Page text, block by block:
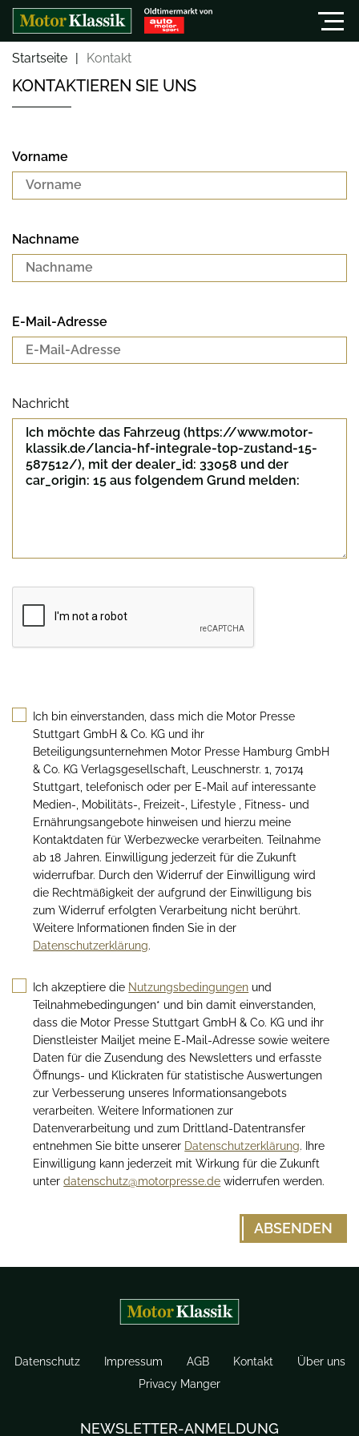
Startseite Kontakt
KONTAKTIEREN SIE UNS
Vorname
Nachname
E-Mail-Adresse
Nachricht
Ich bin einverstanden, dass mich die Motor Presse
Stuttgart GmbH & Co. KG und ihr
Beteiligungsunternehmen Motor Presse Hamburg GmbH
& Co. KG Verlagsgesellschaft, Leuschnerstr. 1, 70174
Stuttgart, telefonisch oder per E-Mail auf interessante
Medien-, Mobilitäts-, Freizeit-, Lifestyle , Fitness- und
Ernährungsangebote hinweisen und hierzu meine
Kontaktdaten für Werbezwecke verarbeiten. Teilnahme
ab 18 Jahren. Einwilligung jederzeit für die Zukunft
widerrufbar. Durch den Widerruf der Einwilligung wird
die Rechtmäßigkeit der aufgrund der Einwilligung bis
zum Widerruf erfolgten Verarbeitung nicht berührt.
Weitere Informationen finden Sie in der
Datenschutzerklärung.
Ich akzeptiere die Nutzungsbedingungen und
Teilnahmebedingungen* und bin damit einverstanden,
dass die Motor Presse Stuttgart GmbH & Co. KG und ihr
Dienstleister Mailjet meine E-Mail-Adresse sowie weitere
Daten für die Zusendung des Newsletters und erfasste
Öffnungs- und Klickraten für statistische Auswertungen
zur Verbesserung unseres Informationsangebots
verarbeiten. Weitere Informationen zur
Datenverarbeitung und zum Drittland-Datentransfer
entnehmen Sie bitte unserer Datenschutzerklärung. Ihre
Einwilligung kann jederzeit mit Wirkung für die Zukunft
unterdatenschutz@motorpresse.de widerrufen werden.
Datenschutz Impressum AGB Kontakt
Über uns
Privacy Manger
NEWSLETTER-ANMELDUNG